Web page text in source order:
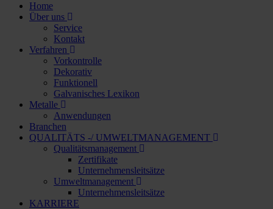
Home
Über uns
Service
Kontakt
Verfahren
Vorkontrolle
Dekorativ
Funktionell
Galvanisches Lexikon
Metalle
Anwendungen
Branchen
QUALITÄTS -/ UMWELTMANAGEMENT
Qualitätsmanagement
Zertifikate
Unternehmensleitsätze
Umweltmanagement
Unternehmensleitsätze
KARRIERE